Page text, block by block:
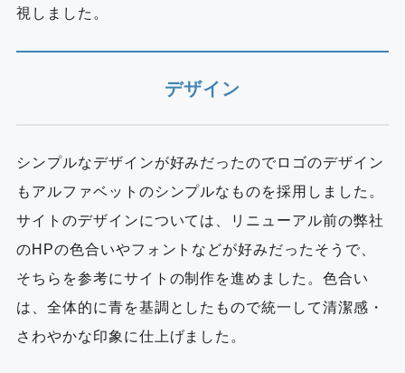
視しました。
デザイン
シンプルなデザインが好みだったのでロゴのデザイン
もアルファベットのシンプルなものを採用しました。
サイトのデザインについては、リニューアル前の弊社
のHPの色合いやフォントなどが好みだったそうで、
そちらを参考にサイトの制作を進めました。色合い
は、全体的に青を基調としたもので統一して清潔感・
さわやかな印象に仕上げました。